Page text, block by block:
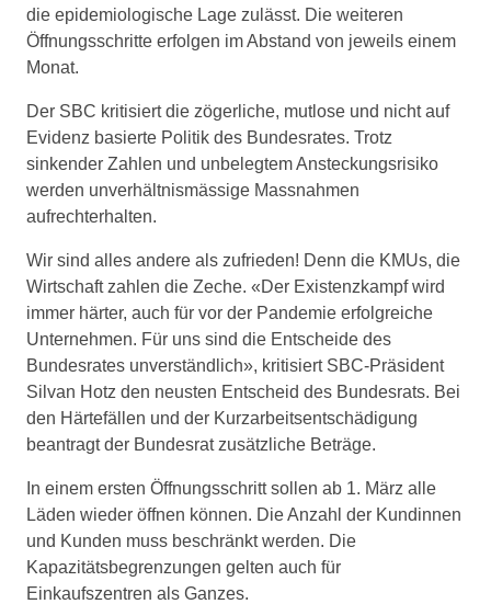
die epidemiologische Lage zulässt. Die weiteren
Öffnungsschritte erfolgen im Abstand von jeweils einem
Monat.
Der SBC kritisiert die zögerliche, mutlose und nicht auf
Evidenz basierte Politik des Bundesrates. Trotz
sinkender Zahlen und unbelegtem Ansteckungsrisiko
werden unverhältnismässige Massnahmen
aufrechterhalten.
Wir sind alles andere als zufrieden! Denn die KMUs, die
Wirtschaft zahlen die Zeche. «Der Existenzkampf wird
immer härter, auch für vor der Pandemie erfolgreiche
Unternehmen. Für uns sind die Entscheide des
Bundesrates unverständlich», kritisiert SBC-Präsident
Silvan Hotz den neusten Entscheid des Bundesrats. Bei
den Härtefällen und der Kurzarbeitsentschädigung
beantragt der Bundesrat zusätzliche Beträge.
In einem ersten Öffnungsschritt sollen ab 1. März alle
Läden wieder öffnen können. Die Anzahl der Kundinnen
und Kunden muss beschränkt werden. Die
Kapazitätsbegrenzungen gelten auch für
Einkaufszentren als Ganzes.